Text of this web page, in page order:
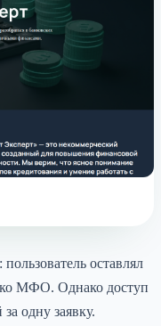
оставлял
МФО. Однако доступ
одну заявку.